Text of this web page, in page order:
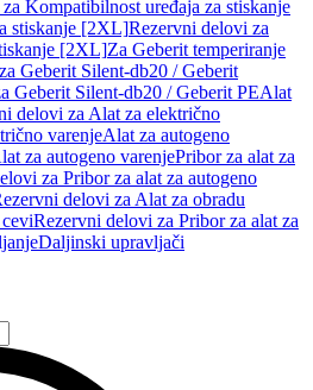
Kompatibilnost uređaja za stiskanje
stiskanje [2XL]Rezervni delovi za
[2XL]Za Geberit temperiranje
Geberit Silent-db20 / Geberit
Geberit Silent-db20 / Geberit PEAlat
delovi za Alat za električno
varenjeAlat za autogeno
za autogeno varenjePribor za alat za
za Pribor za alat za autogeno
delovi za Alat za obradu
Rezervni delovi za Pribor za alat za
Daljinski upravljači